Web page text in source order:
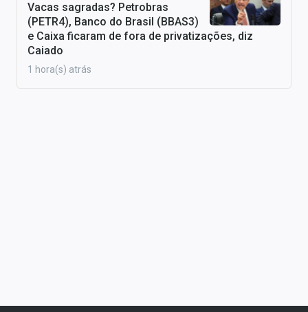
Vacas sagradas? Petrobras
(PETR4), Banco do Brasil (BBAS3)
e Caixa ficaram de fora de privatizações, diz
Caiado
1 hora(s) atrás